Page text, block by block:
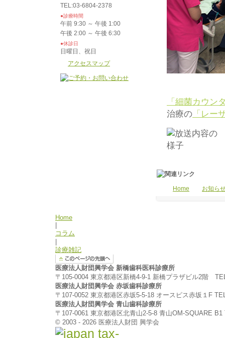
「細菌カウン
治療の 「レー
TEL:03-6804-2378
●診療時間
午前 9:30 ～ 午後 1:00
午後 2:00 ～ 午後 6:30
●休診日
日曜日、祝日
アクセスマップ
Home お知ら
Home
コラム
診療雑記
医療法人財団興学会 新橋歯科医科診療所
〒105-0004 東京都港区新橋4-9-1 新橋プラザビル2階
医療法人財団興学会 赤坂歯科診療所
〒107-0052 東京都港区赤坂5-5-18 オースピス赤坂１F
医療法人財団興学会 青山歯科診療所
〒107-0061 東京都港区北青山2-5-8 青山OM-SQUARE B1
© 2003 - 2026 医療法人財団 興学会